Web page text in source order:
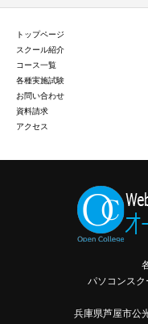
トップページ
スクール紹介
コース一覧
各種実施試験
お問い合わせ
資料請求
アクセス
パソコンス
兵庫県芦屋市公